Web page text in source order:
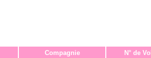
Compagnie N° de Vol